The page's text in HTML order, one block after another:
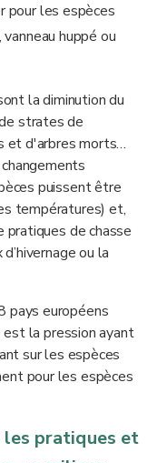
pour les espèces
huppé ou
la diminution du
strates de
et d'arbres morts…
puissent être
températures) et,
pratiques de chasse
ou la
pays européens
est la pression ayant
sur les espèces
pour les espèces
les pratiques et